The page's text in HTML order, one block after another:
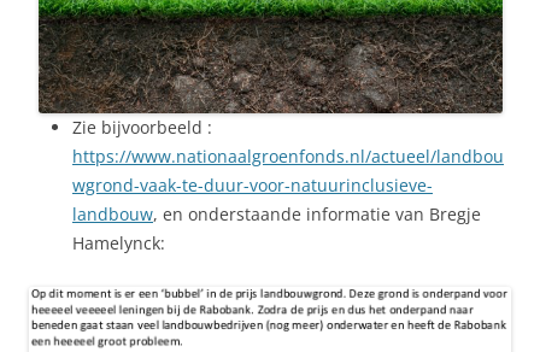
Zie bijvoorbeeld :
https://www.nationaalgroenfonds.nl/actueel/landbou
wgrond-vaak-te-duur-voor-natuurinclusieve-
landbouw, en onderstaande informatie van Bregje
Hamelynck: